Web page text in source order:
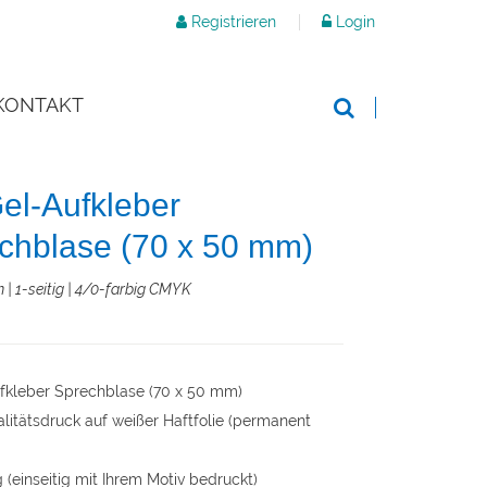
Registrieren Login
Aufkleber
(70 x 50 mm)
| 1-seitig | 4/0-farbig CMYK
Sprechblase (70 x 50 mm)
auf weißer Haftfolie (permanent
mit Ihrem Motiv bedruckt)